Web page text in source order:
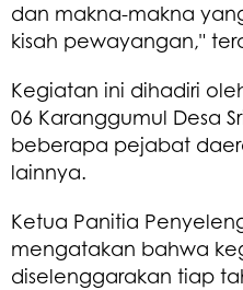
dan makna-makna
kisah pewayangan,"
Kegiatan ini dihadiri
06 Karanggumul Desa
beberapa pejabat
lainnya.
Ketua Panitia
mengatakan bahwa
diselenggarakan tiap